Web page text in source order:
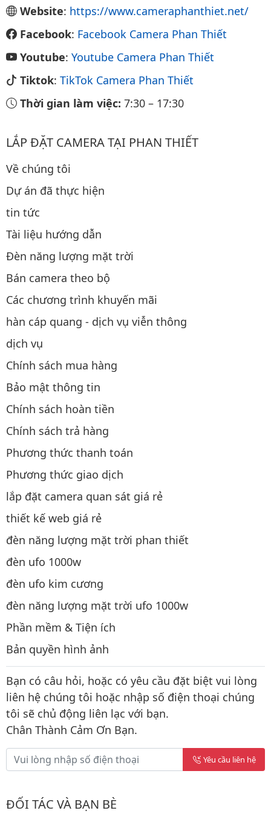
Website: https://www.cameraphanthiet.net/
Facebook: Facebook Camera Phan Thiết
Youtube: Youtube Camera Phan Thiết
Tiktok: TikTok Camera Phan Thiết
Thời gian làm việc: 7:30 – 17:30
LẮP ĐẶT CAMERA TẠI PHAN THIẾT
Về chúng tôi
Dự án đã thực hiện
tin tức
Tài liệu hướng dẫn
Đèn năng lượng mặt trời
Bán camera theo bộ
Các chương trình khuyến mãi
hàn cáp quang - dịch vụ viễn thông
dịch vụ
Chính sách mua hàng
Bảo mật thông tin
Chính sách hoàn tiền
Chính sách trả hàng
Phương thức thanh toán
Phương thức giao dịch
lắp đặt camera quan sát giá rẻ
thiết kế web giá rẻ
đèn năng lượng mặt trời phan thiết
đèn ufo 1000w
đèn ufo kim cương
đèn năng lượng mặt trời ufo 1000w
Phần mềm & Tiện ích
Bản quyền hình ảnh
Bạn có câu hỏi, hoặc có yêu cầu đặt biệt vui lòng
liên hệ chúng tôi hoặc nhập số điện thoại chúng
tôi sẽ chủ động liên lạc với bạn.
Chân Thành Cảm Ơn Bạn.
Yêu cầu liên hệ
ĐỐI TÁC VÀ BẠN BÈ